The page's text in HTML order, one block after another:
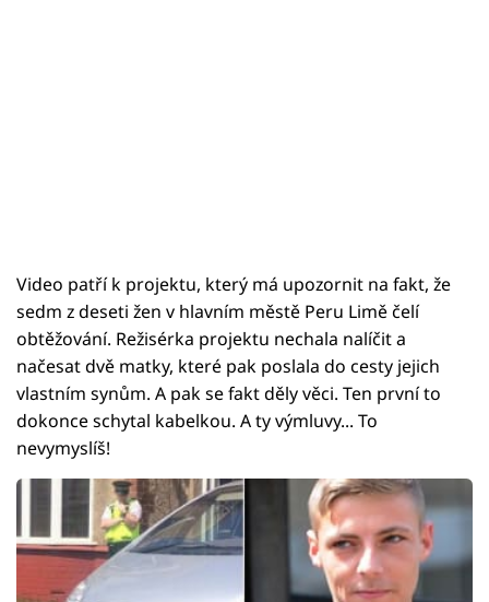
Video patří k projektu, který má upozornit na fakt, že
sedm z deseti žen v hlavním městě Peru Limě čelí
obtěžování. Režisérka projektu nechala nalíčit a
načesat dvě matky, které pak poslala do cesty jejich
vlastním synům. A pak se fakt děly věci. Ten první to
dokonce schytal kabelkou. A ty výmluvy... To
nevymyslíš!